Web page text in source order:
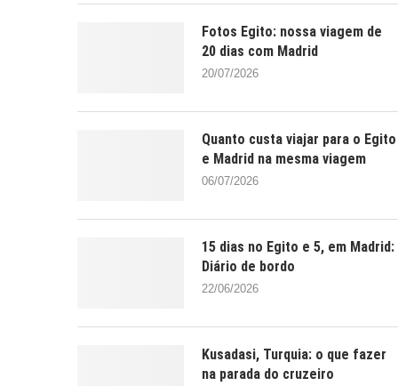
Fotos Egito: nossa viagem de
20 dias com Madrid
20/07/2026
Quanto custa viajar para o Egito
e Madrid na mesma viagem
06/07/2026
15 dias no Egito e 5, em Madrid:
Diário de bordo
22/06/2026
Kusadasi, Turquia: o que fazer
na parada do cruzeiro